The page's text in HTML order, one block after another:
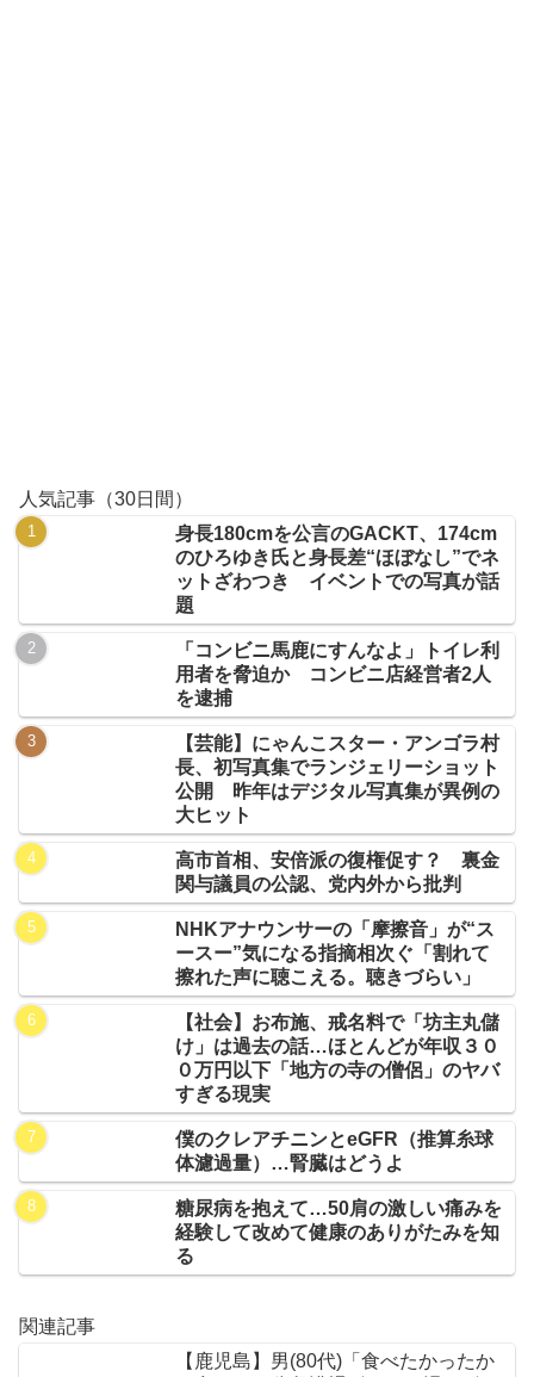
人気記事（30日間）
身長180cmを公言のGACKT、174cm
のひろゆき氏と身長差“ほぼなし”でネ
ットざわつき イベントでの写真が話
題
「コンビニ馬鹿にすんなよ」トイレ利
用者を脅迫か コンビニ店経営者2人
を逮捕
【芸能】にゃんこスター・アンゴラ村
長、初写真集でランジェリーショット
公開 昨年はデジタル写真集が異例の
大ヒット
高市首相、安倍派の復権促す？ 裏金
関与議員の公認、党内外から批判
NHKアナウンサーの「摩擦音」が“ス
ースー”気になる指摘相次ぐ「割れて
擦れた声に聴こえる。聴きづらい」
【社会】お布施、戒名料で「坊主丸儲
け」は過去の話…ほとんどが年収３０
０万円以下「地方の寺の僧侶」のヤバ
すぎる現実
僕のクレアチニンとeGFR（推算糸球
体濾過量）…腎臓はどうよ
糖尿病を抱えて…50肩の激しい痛みを
経験して改めて健康のありがたみを知
る
関連記事
【鹿児島】男(80代)「食べたかったか